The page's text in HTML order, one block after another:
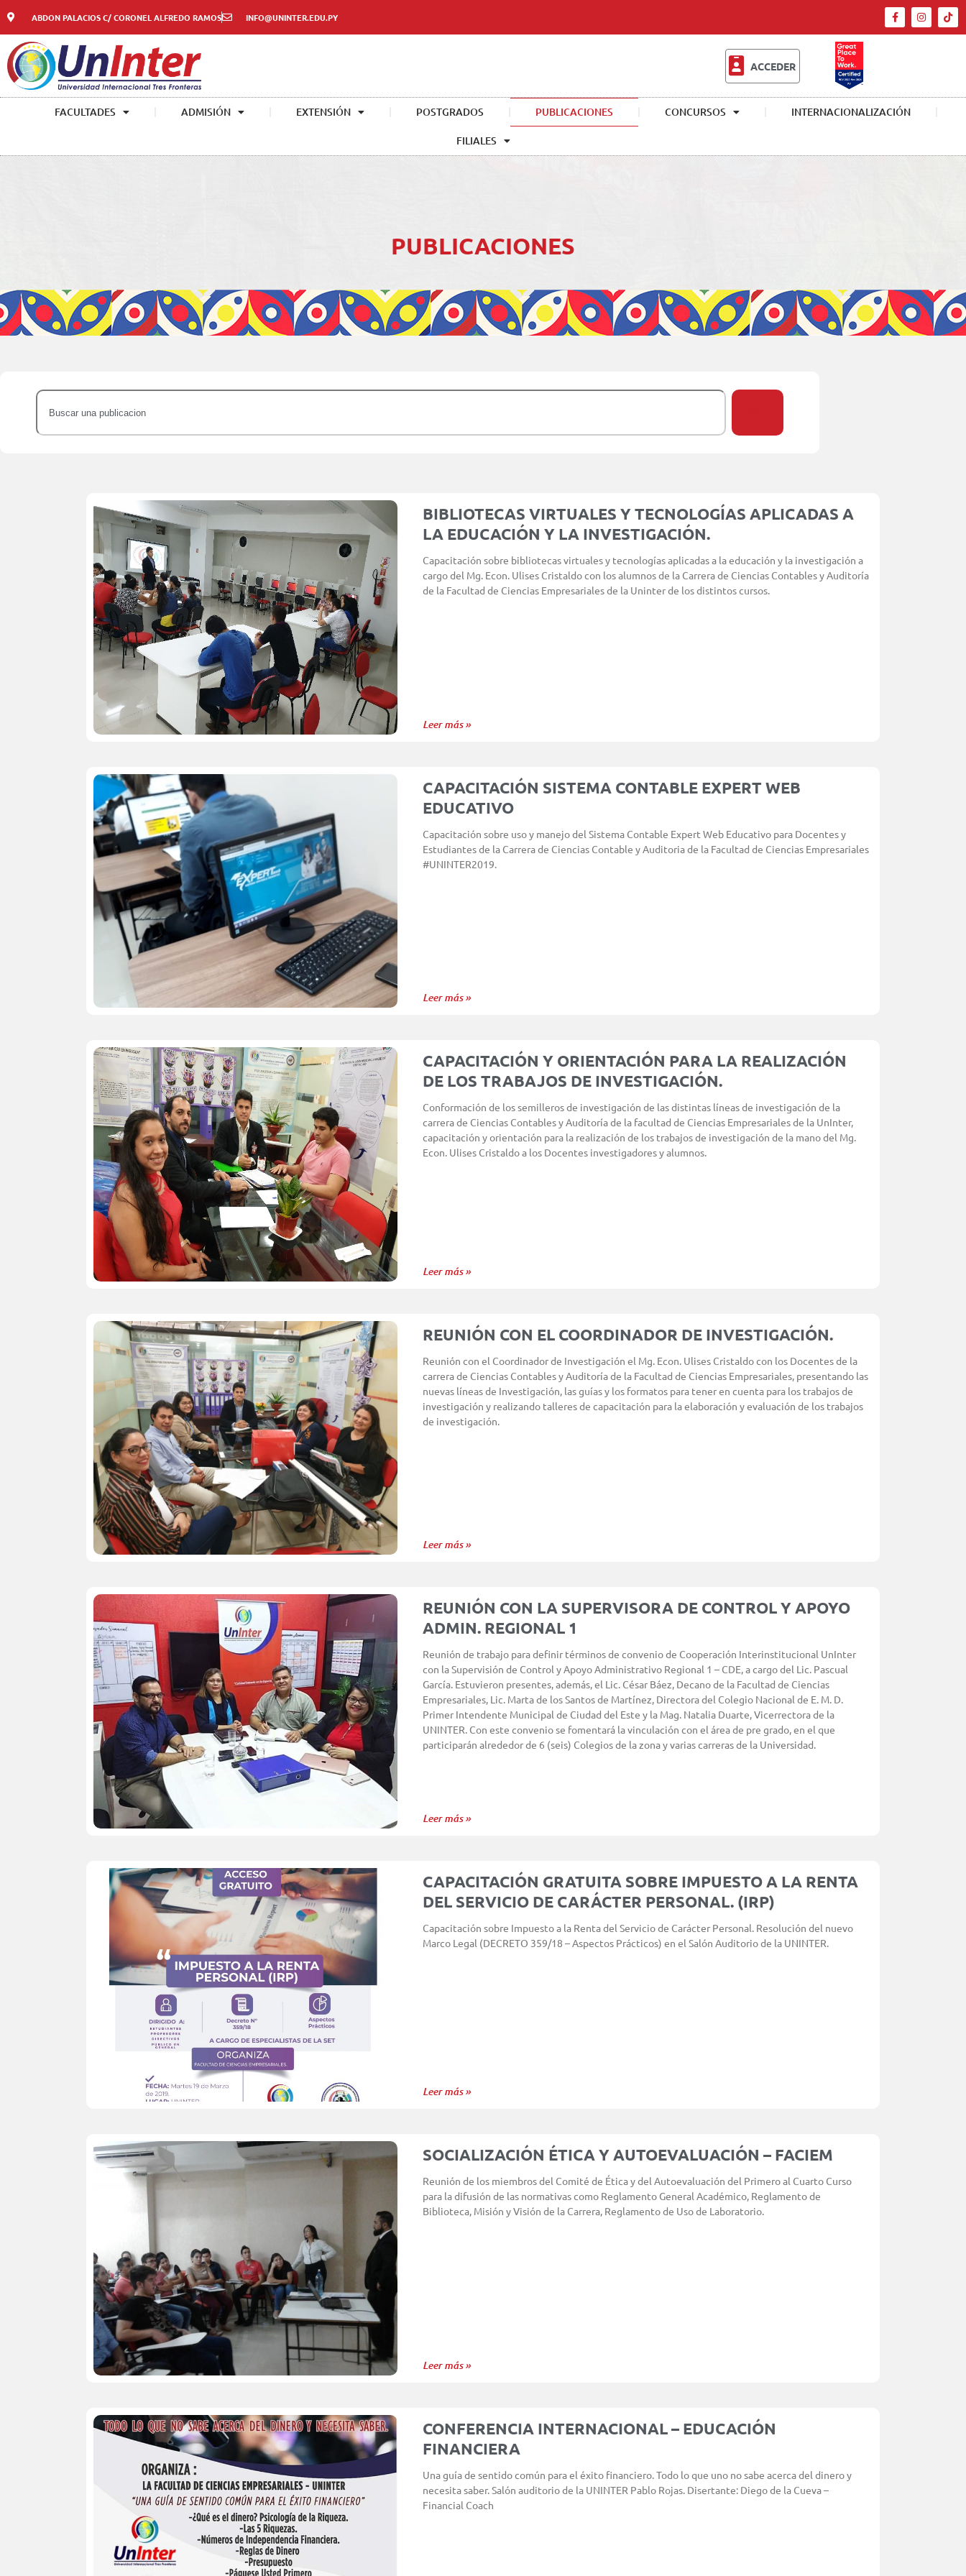
ABDON PALACIOS C/ CORONEL ALFREDO RAMOS INFO@UNINTER.EDU.PY
ACCEDER
FACULTADES ADMISIÓN EXTENSIÓN POSTGRADOS PUBLICACIONES CONCURSOS INTERNACIONALIZACIÓN
FILIALES
PUBLICACIONES
BIBLIOTECAS VIRTUALES Y TECNOLOGÍAS APLICADAS A
LA EDUCACIÓN Y LA INVESTIGACIÓN.
Capacitación sobre bibliotecas virtuales y tecnologías aplicadas a la educación y la investigación a
cargo del Mg. Econ. Ulises Cristaldo con los alumnos de la Carrera de Ciencias Contables y Auditoría
de la Facultad de Ciencias Empresariales de la Uninter de los distintos cursos.
Leer más »
CAPACITACIÓN SISTEMA CONTABLE EXPERT WEB
EDUCATIVO
Capacitación sobre uso y manejo del Sistema Contable Expert Web Educativo para Docentes y
Estudiantes de la Carrera de Ciencias Contable y Auditoria de la Facultad de Ciencias Empresariales
#UNINTER2019.
Leer más »
CAPACITACIÓN Y ORIENTACIÓN PARA LA REALIZACIÓN
DE LOS TRABAJOS DE INVESTIGACIÓN.
Conformación de los semilleros de investigación de las distintas líneas de investigación de la
carrera de Ciencias Contables y Auditoría de la facultad de Ciencias Empresariales de la UnInter,
capacitación y orientación para la realización de los trabajos de investigación de la mano del Mg.
Econ. Ulises Cristaldo a los Docentes investigadores y alumnos.
Leer más »
REUNIÓN CON EL COORDINADOR DE INVESTIGACIÓN.
Reunión con el Coordinador de Investigación el Mg. Econ. Ulises Cristaldo con los Docentes de la
carrera de Ciencias Contables y Auditoría de la Facultad de Ciencias Empresariales, presentando las
nuevas líneas de Investigación, las guías y los formatos para tener en cuenta para los trabajos de
investigación y realizando talleres de capacitación para la elaboración y evaluación de los trabajos
de investigación.
Leer más »
REUNIÓN CON LA SUPERVISORA DE CONTROL Y APOYO
ADMIN. REGIONAL 1
Reunión de trabajo para definir términos de convenio de Cooperación Interinstitucional UnInter
con la Supervisión de Control y Apoyo Administrativo Regional 1 – CDE, a cargo del Lic. Pascual
García. Estuvieron presentes, además, el Lic. César Báez, Decano de la Facultad de Ciencias
Empresariales, Lic. Marta de los Santos de Martínez, Directora del Colegio Nacional de E. M. D.
Primer Intendente Municipal de Ciudad del Este y la Mag. Natalia Duarte, Vicerrectora de la
UNINTER. Con este convenio se fomentará la vinculación con el área de pre grado, en el que
participarán alrededor de 6 (seis) Colegios de la zona y varias carreras de la Universidad.
Leer más »
CAPACITACIÓN GRATUITA SOBRE IMPUESTO A LA RENTA
DEL SERVICIO DE CARÁCTER PERSONAL. (IRP)
Capacitación sobre Impuesto a la Renta del Servicio de Carácter Personal. Resolución del nuevo
Marco Legal (DECRETO 359/18 – Aspectos Prácticos) en el Salón Auditorio de la UNINTER.
Leer más »
SOCIALIZACIÓN ÉTICA Y AUTOEVALUACIÓN – FACIEM
Reunión de los miembros del Comité de Ética y del Autoevaluación del Primero al Cuarto Curso
para la difusión de las normativas como Reglamento General Académico, Reglamento de
Biblioteca, Misión y Visión de la Carrera, Reglamento de Uso de Laboratorio.
Leer más »
CONFERENCIA INTERNACIONAL – EDUCACIÓN
FINANCIERA
Una guía de sentido común para el éxito financiero. Todo lo que uno no sabe acerca del dinero y
necesita saber. Salón auditorio de la UNINTER Pablo Rojas. Disertante: Diego de la Cueva –
Financial Coach